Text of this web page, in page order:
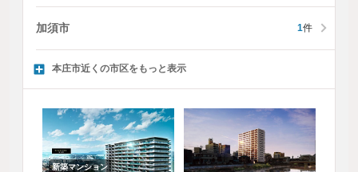
加須市 1件
本庄市近くの市区をもっと表示
新築マンション